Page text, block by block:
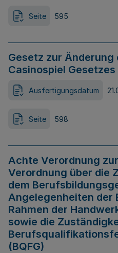
Seite 595
Gesetz zur Änderung
Casinospiel Gesetzes
Ausfertigungsdatum
Seite 598
Achte Verordnung
Verordnung über die
dem
Angelegenheiten der
Rahmen der
sowie die
(BQFG)